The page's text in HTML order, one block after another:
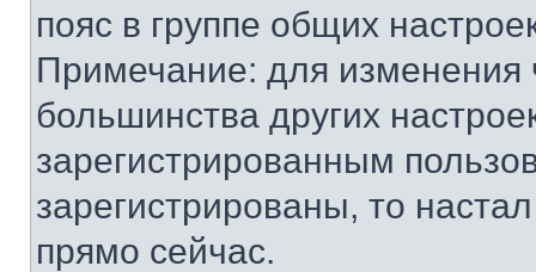
пояс в группе общих
Примечание: для изменения
большинства других
зарегистрированным
зарегистрированы, то
прямо сейчас.